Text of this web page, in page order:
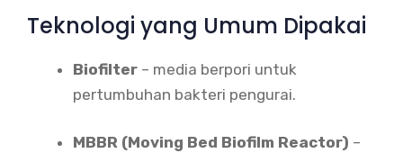
Teknologi yang Umum Dipakai
Biofilter – media berpori untuk
pertumbuhan bakteri pengurai.
MBBR (Moving Bed Biofilm Reactor) –